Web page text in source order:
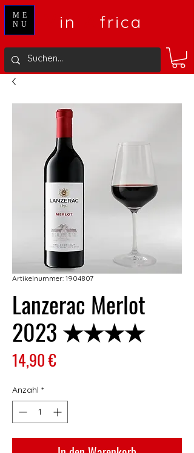
in frica
ME
NU
Artikelnummer: 1904807
Lanzerac Merlot
2023 ★★★★
14,90 €Preis
Anzahl *